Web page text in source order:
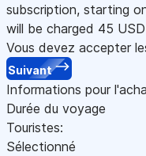
subscription, starting
will be charged 45
Vous devez accepter
Suivant
Informations pour
Durée du voyage
Touristes:
Sélectionné